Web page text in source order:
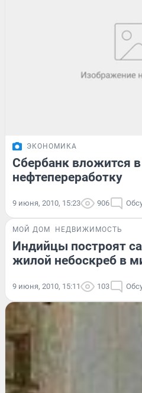
ЭКОНОМИКА
Сбербанк вложится
нефтепереработку
9 июня, 2010, 15:23 906
МОЙ ДОМ НЕДВИЖИМОСТЬ
Индийцы построят
жилой небоскреб в
9 июня, 2010, 15:11 103